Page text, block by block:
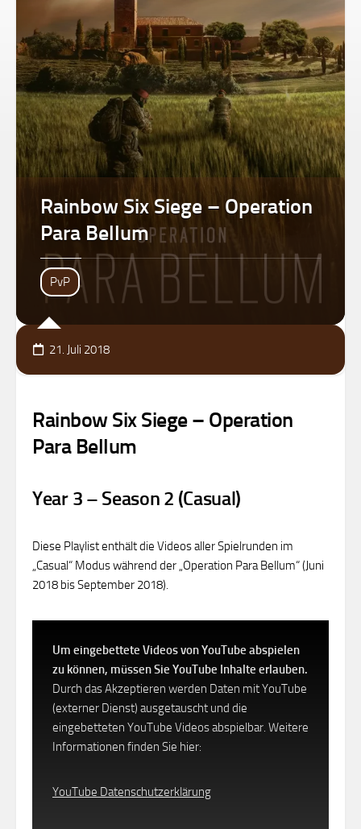
Rainbow Six Siege – Operation
Para Bellum
PvP
21. Juli 2018
Rainbow Six Siege – Operation
Para Bellum
Year 3 – Season 2 (Casual)
Diese Playlist enthält die Videos aller Spielrunden im
„Casual“ Modus während der „Operation Para Bellum“ (Juni
2018 bis September 2018).
Um eingebettete Videos von YouTube abspielen
zu können, müssen Sie YouTube Inhalte erlauben.
Durch das Akzeptieren werden Daten mit YouTube
(externer Dienst) ausgetauscht und die
eingebetteten YouTube Videos abspielbar. Weitere
Informationen finden Sie hier:
YouTube Datenschutzerklärung